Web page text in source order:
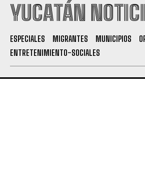
YUCATÁN
ESPECIALES MIGRANTES MUNICIPIOS
ENTRETENIMIENTO-SOCIALES